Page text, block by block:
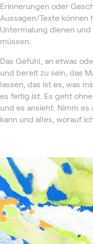
Erinnerungen oder
Aussagen/Texte können
Untermalung dienen
müssen.
Das Gefühl, an etwas
und bereit zu sein, das
lassen, das ist es, was
es fertig ist. Es geht
und es ansieht. Nimm
kann und alles, worauf